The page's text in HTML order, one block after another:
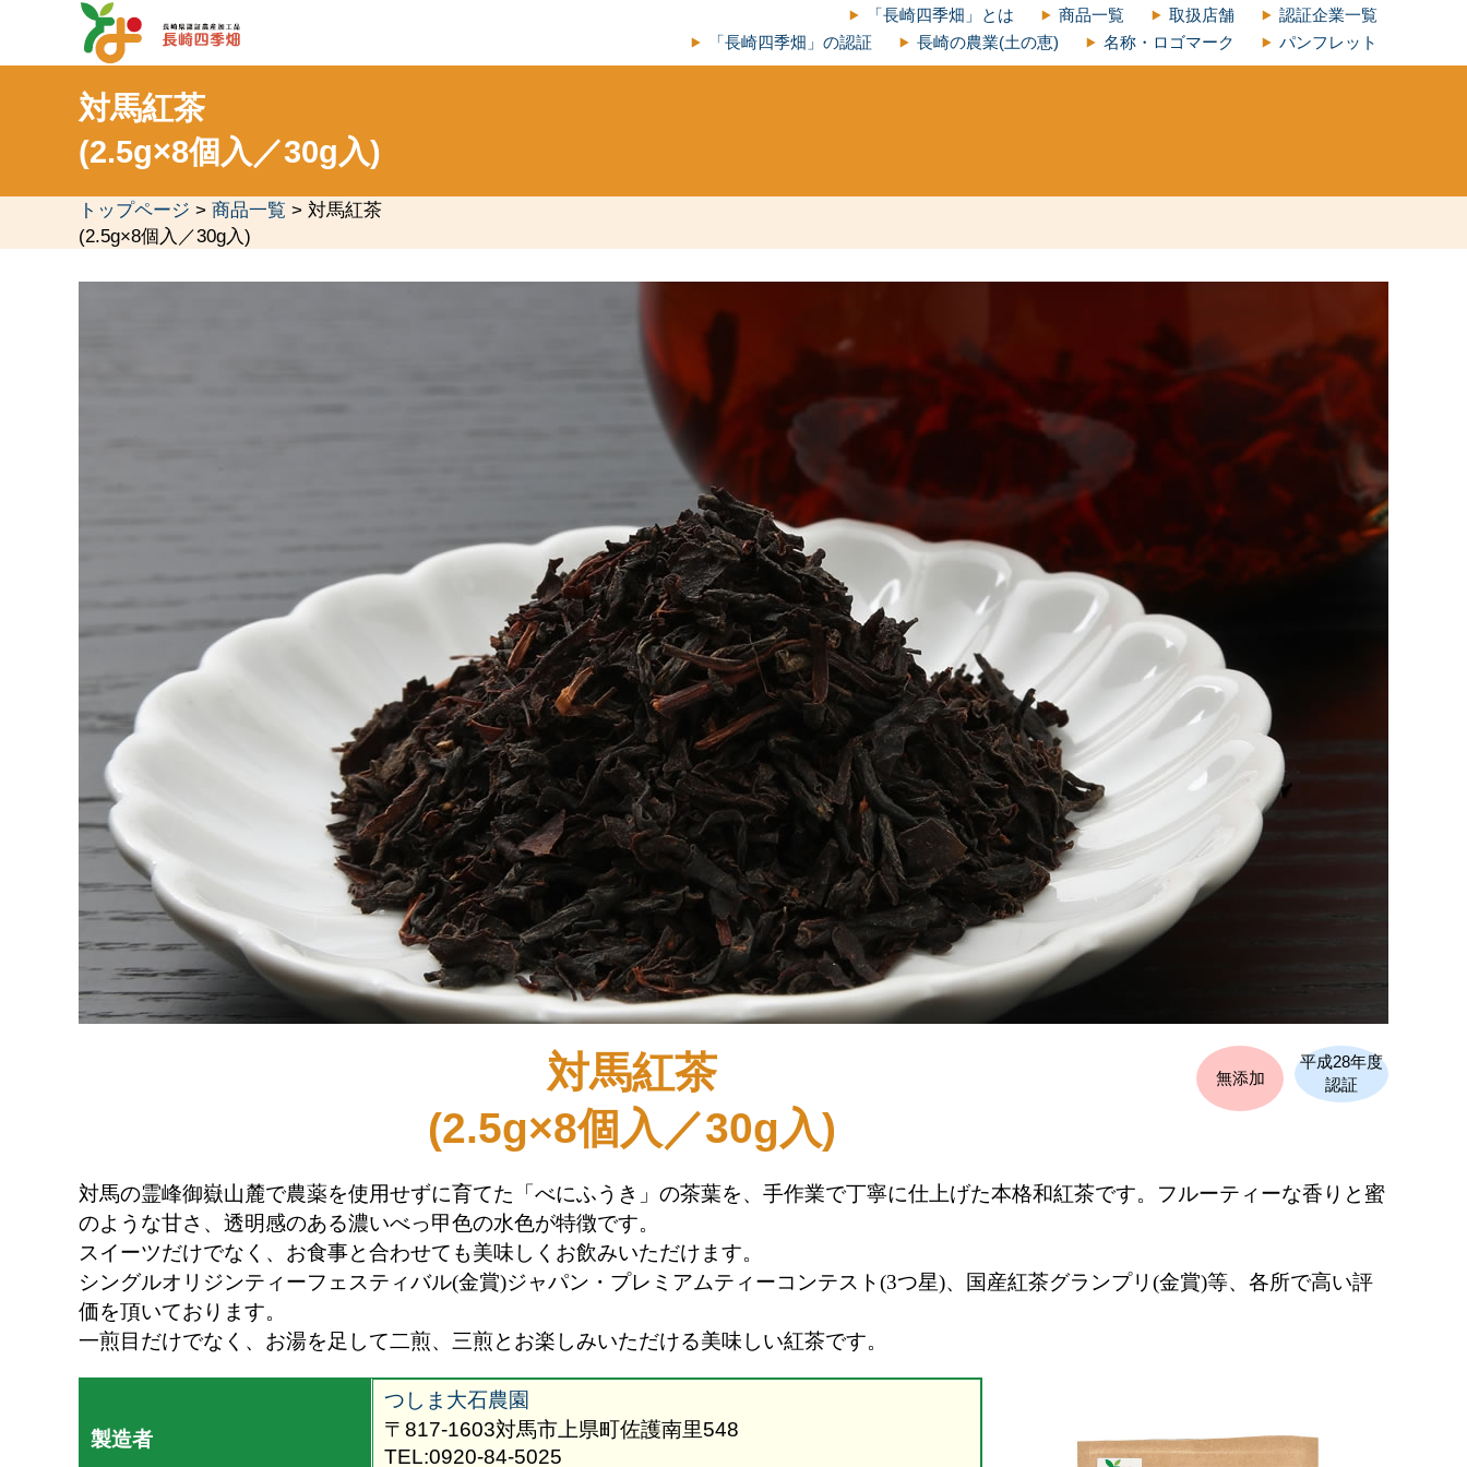
「長崎四季畑」とは 商品一覧 取扱店舗
認証企業一覧
「長崎四季畑」の認証
長崎の農業(土の恵) 名称・ロゴマーク パンフレット
対馬紅茶
(2.5g×8個入／30g入)
トップページ > 商品一覧 > 対馬紅茶
(2.5g×8個入／30g入)
平成28年度
認証
無添加
対馬紅茶
(2.5g×8個入／30g入)
対馬の霊峰御嶽山麓で農薬を使用せずに育てた「べにふうき」の茶葉を、手作業で丁寧に仕上げた本格和紅茶です。フルーティーな香りと蜜
のような甘さ、透明感のある濃いべっ甲色の水色が特徴です。
スイーツだけでなく、お食事と合わせても美味しくお飲みいただけます。
シングルオリジンティーフェスティバル(金賞)ジャパン・プレミアムティーコンテスト(3つ星)、国産紅茶グランプリ (金賞)等、各所で高い評
価を頂いております。
一煎目だけでなく、お湯を足して二煎、三煎とお楽しみいただける美味しい紅茶です。
製造者
つしま大石農園
〒817-1603対馬市上県町佐護南里548
TEL:0920-84-5025